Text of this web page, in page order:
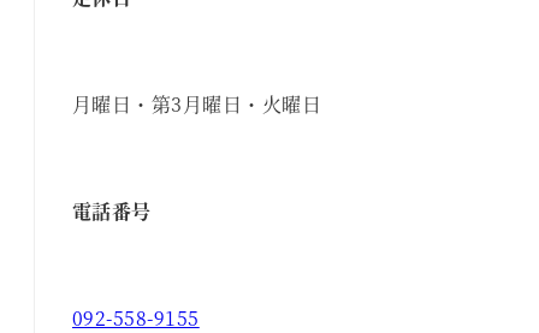
月曜日・第3月曜日・火曜日
電話番号
092-558-9155